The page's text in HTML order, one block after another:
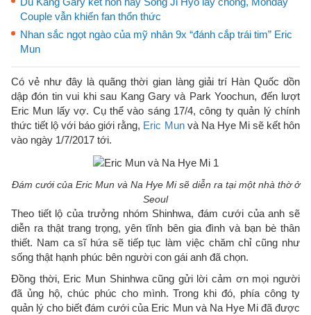
Couple vẫn khiến fan thổn thức
Nhan sắc ngọt ngào của mỹ nhân 9x “đánh cắp trái tim” Eric
Mun
Có vẻ như đây là quãng thời gian làng giải trí Hàn Quốc dồn
dập đón tin vui khi sau Kang Gary và Park Yoochun, đến lượt
Eric Mun lấy vợ. Cụ thể vào sáng 17/4, công ty quản lý chính
thức tiết lộ với báo giới rằng, Eric Munvà Na Hye Mi sẽ kết hôn
vào ngày 1/7/2017 tới.
Đám cưới của Eric Mun và Na Hye Mi sẽ diễn ra tại một nhà thờ ở
Seoul
Theo tiết lộ của trưởng nhóm Shinhwa, đám cưới của anh sẽ
diễn ra thật trang trọng, yên tĩnh bên gia đình và bạn bè thân
thiết. Nam ca sĩ hứa sẽ tiếp tục làm việc chăm chỉ cũng như
sống thật hạnh phúc bên người con gái anh đã chọn.
Đồng thời, Eric Mun Shinhwa cũng gửi lời cảm ơn mọi người
đã ủng hộ, chúc phúc cho mình. Trong khi đó, phía công ty
quản lý cho biết đám cưới của Eric Mun và Na Hye Mi đã được